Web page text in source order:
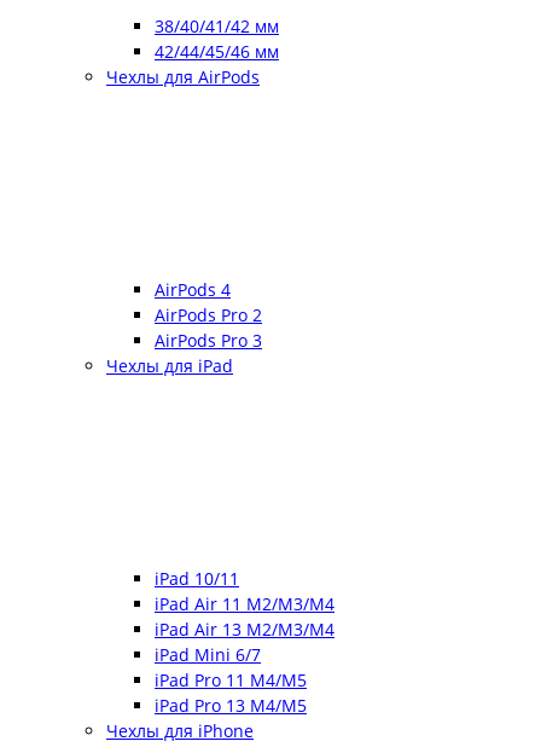
38/40/41/42 мм
42/44/45/46 мм
Чехлы для AirPods
AirPods 4
AirPods Pro 2
AirPods Pro 3
Чехлы для iPad
iPad 10/11
iPad Air 11 M2/M3/M4
iPad Air 13 M2/M3/M4
iPad Mini 6/7
iPad Pro 11 M4/M5
iPad Pro 13 M4/M5
Чехлы для iPhone